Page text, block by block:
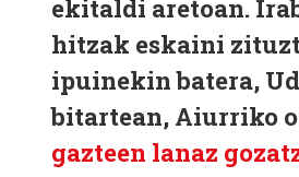
ekitaldi aretoan.
hitzak eskaini
ipuinekin batera,
bitartean, Aiurriko
gazteen lanaz